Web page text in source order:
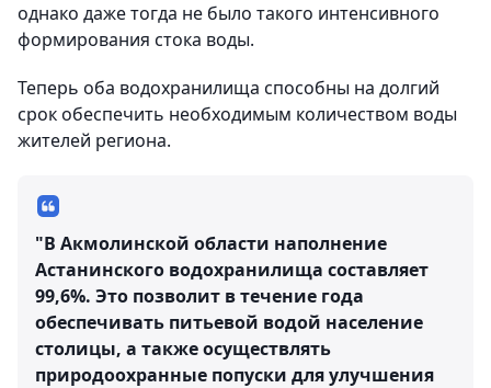
однако даже тогда не было такого интенсивного
формирования стока воды.
Теперь оба водохранилища способны на долгий
срок обеспечить необходимым количеством воды
жителей региона.
"В Акмолинской области наполнение
Астанинского водохранилища составляет
99,6%. Это позволит в течение года
обеспечивать питьевой водой население
столицы, а также осуществлять
природоохранные попуски для улучшения